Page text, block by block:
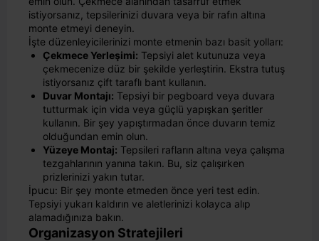
istiyorsanız, tepsilerinizi duvara veya bir rafın altına
monte etmeyi deneyin.
İşte düzenleyicilerinizi monte etmenin bazı basit yolları:
Çekmece Yerleşimi: Tepsiyi alet kutunuza veya
çekmecenize düz bir şekilde yerleştirin. Ekstra tutuş
istiyorsanız çift taraflı bant kullanın.
Duvar Montajı: Tepsiyi bir pegboard veya duvara
tutturmak için vida veya güçlü yapışkan şeritler
kullanın. Bir şey yapıştırmadan önce duvarın temiz
olduğundan emin olun.
Yüzeye Montaj: Tepsileri rafların altına veya çalışma
tezgahlarının yanına takın. Bu, siz çalışırken
prizlerinizi yakın tutar.
İpucu: Bir şey monte etmeden önce yeri test edin.
Tepsiyi yukarı kaldırın ve aletlerinizi kolayca alıp
alamadığınıza bakın.
Organizasyon Stratejileri